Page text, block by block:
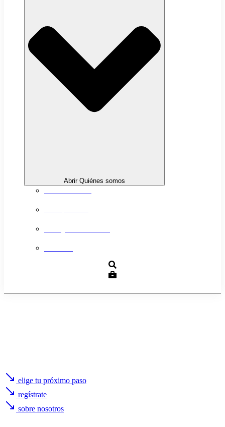
Abrir Quiénes somos
elige tu próximo paso
regístrate
sobre nosotros